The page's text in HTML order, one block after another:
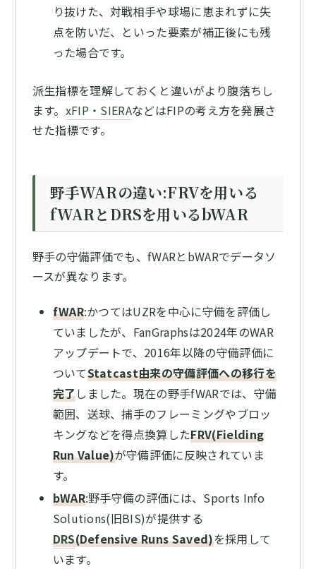
り抜けた、対戦相手や球場に恵まれずに失
点を防いだ、といった要素が補正後にも残
った場合です。
派生指標を理解しておくと違いがより腹落ちし
ます。 xFIP・SIERAなどはFIPの考え方を発展さ
せた指標です。
野手WARの違い:FRVを用いる
fWARとDRSを用いるbWAR
野手の守備評価でも、fWARとbWARでデータソ
ースが異なります。
fWAR:かつてはUZRを中心に守備を評価し
ていましたが、FanGraphsは2024年のWAR
アップデートで、2016年以降の守備評価に
ついてStatcast由来の守備評価への移行を
完了しました。現在の野手fWARでは、守備
範囲、送球、捕手のフレーミングやブロッ
キングなどを得点換算したFRV(Fielding
Run Value)が守備評価に反映されていま
す。
bWAR:野手守備の評価には、Sports Info
Solutions(旧BIS)が提供する
DRS(Defensive Runs Saved)を採用して
います。